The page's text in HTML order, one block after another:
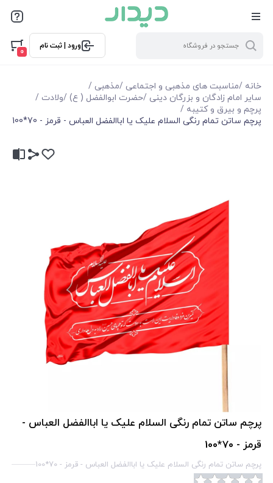
ورود | ثبت نام
0
خانه /مناسبت های مذهبی و اجتماعی /مذهبی /
سایر امام زادگان و بزرگان دینی /حضرت ابوالفضل ( ع) /ولادت /
پرچم و بیرق و کتیبه /
پرچم ساتن تمام رنگی السلام علیک یا اباالفضل العباس - قرمز - 70*100
پرچم ساتن تمام رنگی السلام علیک یا اباالفضل العباس -
قرمز - 70*100
پرچم ساتن تمام رنگی السلام علیک یا اباالفضل العباس - قرمز - 70*100